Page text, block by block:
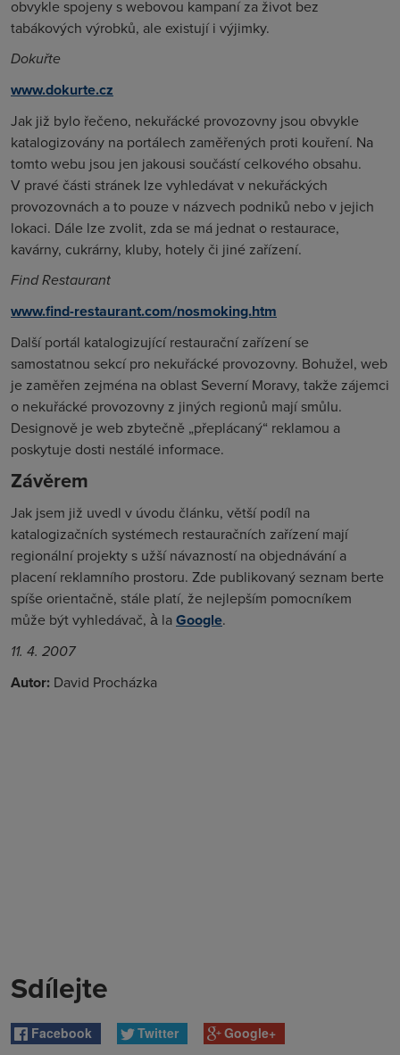
obvykle spojeny s webovou kampaní za život bez
tabákových výrobků, ale existují i výjimky.
Dokuřte
www.dokurte.cz
Jak již bylo řečeno, nekuřácké provozovny jsou obvykle
katalogizovány na portálech zaměřených proti kouření. Na
tomto webu jsou jen jakousi součástí celkového obsahu.
V pravé části stránek lze vyhledávat v nekuřáckých
provozovnách a to pouze v názvech podniků nebo v jejich
lokaci. Dále lze zvolit, zda se má jednat o restaurace,
kavárny, cukrárny, kluby, hotely či jiné zařízení.
FindRestaurant
www.find-restaurant.com/nosmoking.htm
Další portál katalogizující restaurační zařízení se
samostatnou sekcí pro nekuřácké provozovny. Bohužel, web
je zaměřen zejména na oblast Severní Moravy, takže zájemci
o nekuřácké provozovny z jiných regionů mají smůlu.
Designově je web zbytečně „přeplácaný“ reklamou a
poskytuje dosti nestálé informace.
Závěrem
Jak jsem již uvedl v úvodu článku, větší podíl na
katalogizačních systémech restauračních zařízení mají
regionální projekty s užší návazností na objednávání a
placení reklamního prostoru. Zde publikovaný seznam berte
spíše orientačně, stále platí, že nejlepším pomocníkem
může být vyhledávač, à laGoogle.
11. 4. 2007
Autor: David Procházka
Sdílejte
Facebook Twitter Google+